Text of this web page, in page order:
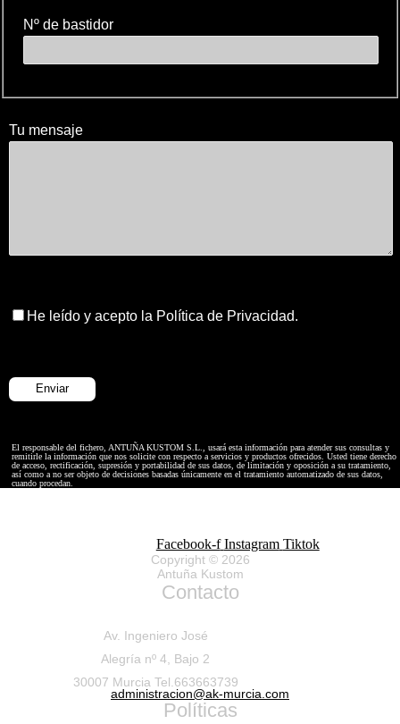
Nº de bastidor
Tu mensaje
He leído y acepto la Política de Privacidad.
El responsable del fichero, ANTUÑA KUSTOM S.L., usará esta información para atender sus consultas y
remitirle la información que nos solicite con respecto a servicios y productos ofrecidos. Usted tiene derecho
de acceso, rectificación, supresión y portabilidad de sus datos, de limitación y oposición a su tratamiento,
así como a no ser objeto de decisiones basadas únicamente en el tratamiento automatizado de sus datos,
cuando procedan.
Facebook-f Instagram Tiktok
Copyright © 2026
Antuña Kustom
Contacto
Av. Ingeniero José
Alegría nº 4, Bajo 2
30007 Murcia Tel.663663739
administracion@ak-murcia.com
Políticas